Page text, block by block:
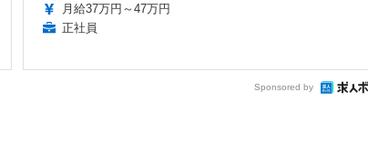
月給37万円～47万円
正社員
Sponsored by